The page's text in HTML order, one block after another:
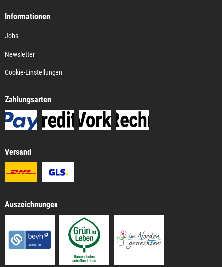
Informationen
Jobs
Newsletter
Cookie-Einstellungen
Zahlungsarten
Versand
Auszeichnungen